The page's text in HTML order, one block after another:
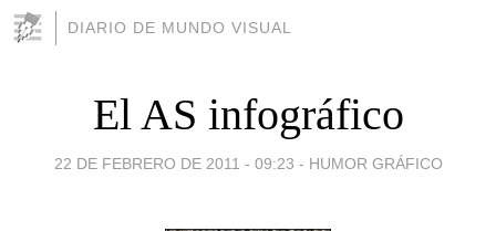
DIARIO DE MUNDO VISUAL
El AS infográfico
22 DE FEBRERO DE 2011 - 09:23 - HUMOR GRÁFICO